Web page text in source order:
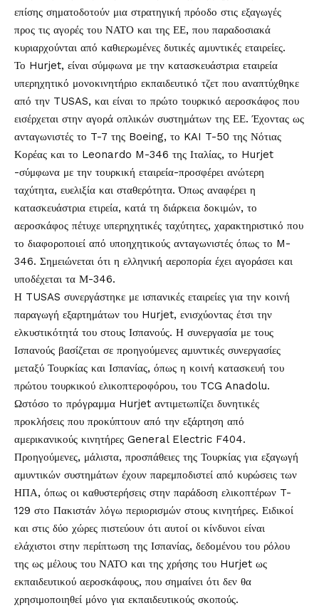
επίσης σηματοδοτούν μια στρατηγική πρόοδο στις εξαγωγές
προς τις αγορές του ΝΑΤΟ και της ΕΕ, που παραδοσιακά
κυριαρχούνται από καθιερωμένες δυτικές αμυντικές εταιρείες.
Το Hurjet, είναι σύμφωνα με την κατασκευάστρια εταιρεία
υπερηχητικό μονοκινητήριο εκπαιδευτικό τζετ που αναπτύχθηκε
από την TUSAS, και είναι το πρώτο τουρκικό αεροσκάφος που
εισέρχεται στην αγορά οπλικών συστημάτων της ΕΕ. Έχοντας ως
ανταγωνιστές το T-7 της Boeing, το KAI T-50 της Νότιας
Κορέας και το Leonardo M-346 της Ιταλίας, το Hurjet
-σύμφωνα με την τουρκική εταιρεία-προσφέρει ανώτερη
ταχύτητα, ευελιξία και σταθερότητα. Όπως αναφέρει η
κατασκευάστρια ετιρεία, κατά τη διάρκεια δοκιμών, το
αεροσκάφος πέτυχε υπερηχητικές ταχύτητες, χαρακτηριστικό που
το διαφοροποιεί από υποηχητικούς ανταγωνιστές όπως το M-
346. Σημειώνεται ότι η ελληνική αεροπορία έχει αγοράσει και
υποδέχεται τα Μ-346.
Η TUSAS συνεργάστηκε με ισπανικές εταιρείες για την κοινή
παραγωγή εξαρτημάτων του Hurjet, ενισχύοντας έτσι την
ελκυστικότητά του στους Ισπανούς. Η συνεργασία με τους
Ισπανούς βασίζεται σε προηγούμενες αμυντικές συνεργασίες
μεταξύ Τουρκίας και Ισπανίας, όπως η κοινή κατασκευή του
πρώτου τουρκικού ελικοπτεροφόρου, του TCG Anadolu.
Ωστόσο το πρόγραμμα Hurjet αντιμετωπίζει δυνητικές
προκλήσεις που προκύπτουν από την εξάρτηση από
αμερικανικούς κινητήρες General Electric F404.
Προηγούμενες, μάλιστα, προσπάθειες της Τουρκίας για εξαγωγή
αμυντικών συστημάτων έχουν παρεμποδιστεί από κυρώσεις των
ΗΠΑ, όπως οι καθυστερήσεις στην παράδοση ελικοπτέρων T-
129 στο Πακιστάν λόγω περιορισμών στους κινητήρες. Ειδικοί
και στις δύο χώρες πιστεύουν ότι αυτοί οι κίνδυνοι είναι
ελάχιστοι στην περίπτωση της Ισπανίας, δεδομένου του ρόλου
της ως μέλους του ΝΑΤΟ και της χρήσης του Hurjet ως
εκπαιδευτικού αεροσκάφους, που σημαίνει ότι δεν θα
χρησιμοποιηθεί μόνο για εκπαιδευτικούς σκοπούς.